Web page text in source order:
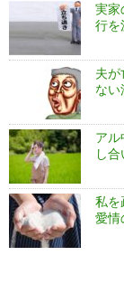
実家
行を
夫
ない
アル
し
私を
愛情